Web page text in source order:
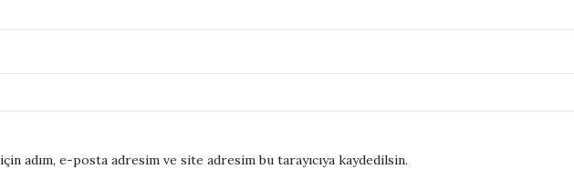
adım, e-posta adresim ve site adresim bu tarayıcıya kaydedilsin.